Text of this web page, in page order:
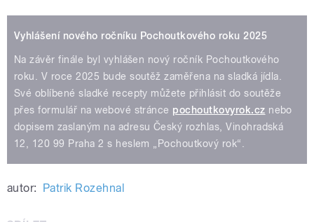
Vyhlášení nového ročníku Pochoutkového roku 2025
Na závěr finále byl vyhlášen nový ročník Pochoutkového
roku. V roce 2025 bude soutěž zaměřena na sladká jídla.
Své oblíbené sladké recepty můžete přihlásit do soutěže
přes formulář na webové stránce pochoutkovyrok.cz nebo
dopisem zaslaným na adresu Český rozhlas, Vinohradská
12, 120 99 Praha 2 s heslem „Pochoutkový rok“.
autor: Patrik Rozehnal